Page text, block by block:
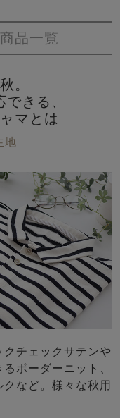
品一覧
。
きる、
マとは
地
チェックサテンや
ボーダーニット、
など。様々な秋用